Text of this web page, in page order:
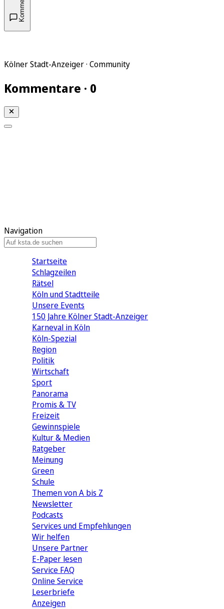
Kölner Stadt-Anzeiger · Community
Kommentare · 0
Navigation
Startseite
Schlagzeilen
Rätsel
Köln und Stadtteile
Unsere Events
150 Jahre Kölner Stadt-Anzeiger
Karneval in Köln
Köln-Spezial
Region
Politik
Wirtschaft
Sport
Panorama
Promis & TV
Freizeit
Gewinnspiele
Kultur & Medien
Ratgeber
Meinung
Green
Schule
Themen von A bis Z
Newsletter
Podcasts
Services und Empfehlungen
Wir helfen
Unsere Partner
E-Paper lesen
Service FAQ
Online Service
Leserbriefe
Anzeigen